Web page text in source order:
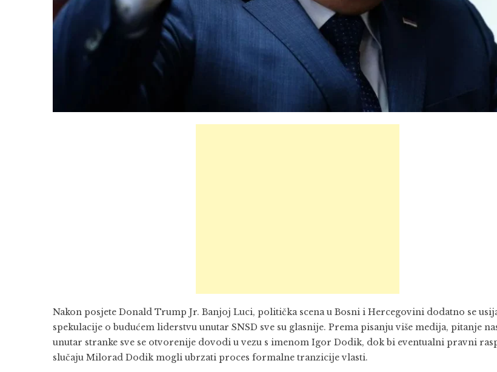
Nakon posjete Donald Trump Jr. Banjoj Luci, politička scena u Bosni i Hercegovini dodatno se
spekulacije o budućem liderstvu unutar SNSD sve su glasnije. Prema pisanju više medija, pitanje
unutar stranke sve se otvorenije dovodi u vezu s imenom Igor Dodik, dok bi eventualni pravni
slučaju Milorad Dodik mogli ubrzati proces formalne tranzicije vlasti.